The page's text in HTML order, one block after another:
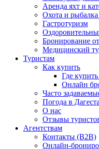
Аренда яхт и
Охота и рыбалка
Гастротуризм
Бронирование
Медицинский
Туристам
Как купить
Где
Онлайн
Часто
Погода в
О нас
Отзывы
Агентствам
Контакты (B2B)
Онлайн-